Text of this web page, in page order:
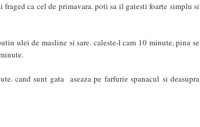
fraged ca cel de primavara. poti sa il gatesti foarte simplu si
ulei de masline si sare. caleste-l cam 10 minute, pina se
cand sunt gata aseaza pe farfurie spanacul si deasupra